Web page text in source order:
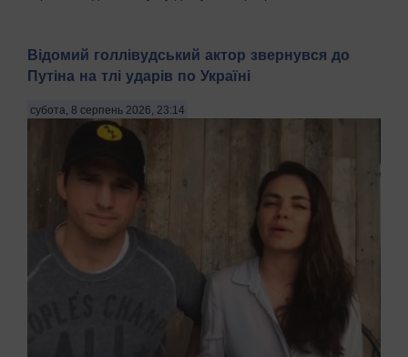
Відомий голлівудський актор звернувся до
Путіна на тлі ударів по Україні
субота, 8 серпень 2026, 23:14